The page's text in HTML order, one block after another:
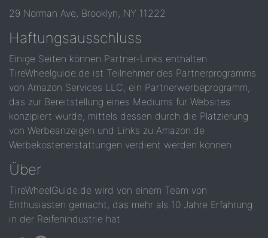
29 Norman Ave, Brooklyn, NY 11222
Haftungsausschluss
Einige Seiten können Partner-Links enthalten.
TireWheelguide.de ist Teilnehmer des Partnerprogramms
von Amazon Services LLC, ein Partnerwerbeprogramm,
das zur Bereitstellung eines Mediums für Websites
konzipiert wurde, mittels dessen durch die Platzierung
von Werbeanzeigen und Links zu Amazon.de
Werbekostenerstattungen verdient werden können.
Über
TireWheelGuide.de wird von einem Team von
Enthusiasten gemacht, das mehr als 10 Jahre Erfahrung
in der Reifenindustrie hat